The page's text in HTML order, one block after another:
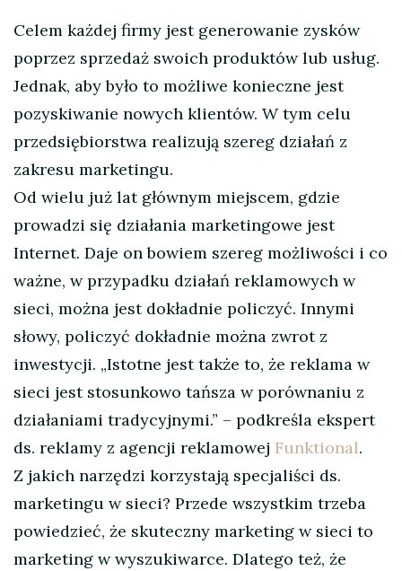
Celem każdej firmy jest generowanie zysków
poprzez sprzedaż swoich produktów lub usług.
Jednak, aby było to możliwe konieczne jest
pozyskiwanie nowych klientów. W tym celu
przedsiębiorstwa realizują szereg działań z
zakresu marketingu.
Od wielu już lat głównym miejscem, gdzie
prowadzi się działania marketingowe jest
Internet. Daje on bowiem szereg możliwości i co
ważne, w przypadku działań reklamowych w
sieci, można jest dokładnie policzyć. Innymi
słowy, policzyć dokładnie można zwrot z
inwestycji. „Istotne jest także to, że reklama w
sieci jest stosunkowo tańsza w porównaniu z
działaniami tradycyjnymi.” – podkreśla ekspert
ds. reklamy z agencji reklamowej Funktional.
Z jakich narzędzi korzystają specjaliści ds.
marketingu w sieci? Przede wszystkim trzeba
powiedzieć, że skuteczny marketing w sieci to
marketing w wyszukiwarce. Dlatego też, że